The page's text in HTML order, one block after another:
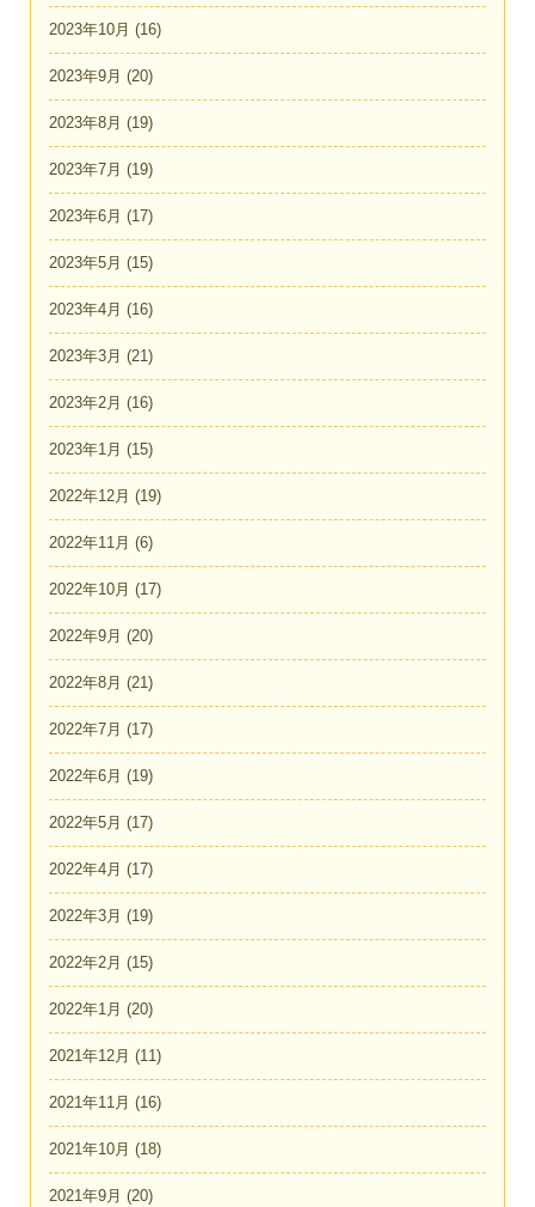
2023年10月 (16)
2023年9月 (20)
2023年8月 (19)
2023年7月 (19)
2023年6月 (17)
2023年5月 (15)
2023年4月 (16)
2023年3月 (21)
2023年2月 (16)
2023年1月 (15)
2022年12月 (19)
2022年11月 (6)
2022年10月 (17)
2022年9月 (20)
2022年8月 (21)
2022年7月 (17)
2022年6月 (19)
2022年5月 (17)
2022年4月 (17)
2022年3月 (19)
2022年2月 (15)
2022年1月 (20)
2021年12月 (11)
2021年11月 (16)
2021年10月 (18)
2021年9月 (20)